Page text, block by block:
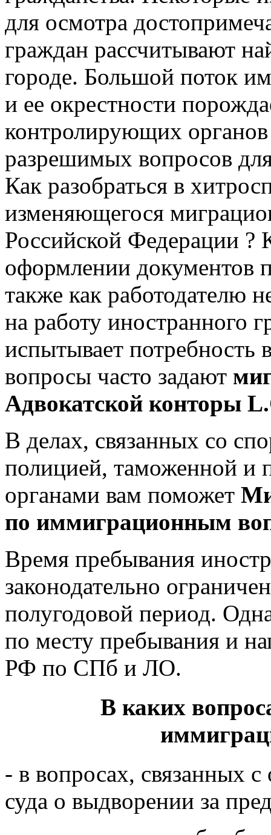
для осмотра
граждан рассчитывают
городе. Большой поток
и ее окрестности
контролирующих
разрешимых вопросов
Как разобраться в
изменяющегося
Российской Федерации ?
оформлении документов
также как работодателю
на работу иностранного
испытывает потребность
вопросы часто задают
Адвокатской конторы
В делах, связанных со
полицией, таможенной и
органами вам поможет
по иммиграционным
Время пребывания
законодательно
полугодовой период.
по месту пребывания и
РФ по СПб и ЛО.
В каких
- в вопросах, связанных
суда о выдворении за